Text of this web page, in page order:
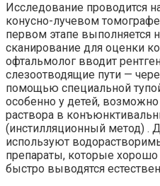
Исследование проводится
конусно-лучевом
первом этапе выполняется
сканирование для оценки
офтальмолог вводит
слезоотводящие пути —
помощью специальной
особенно у детей,
раствора в
(инстилляционный метод) .
используют
препараты, которые хорошо
быстро выводятся